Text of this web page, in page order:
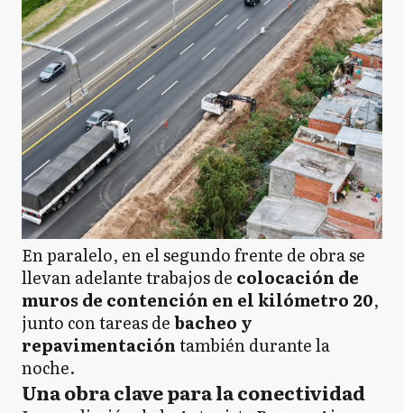
En paralelo, en el segundo frente de obra se
llevan adelante trabajos de colocación de
muros de contención en el kilómetro 20,
junto con tareas debacheo y
repavimentacióntambién durante la
noche.
Una obra clave para la conectividad